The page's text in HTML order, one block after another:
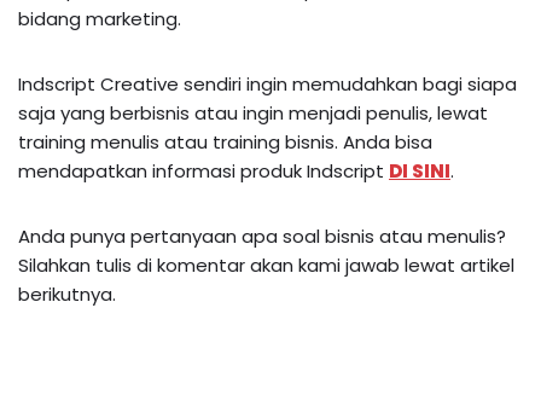
bidang marketing.
Indscript Creative sendiri ingin memudahkan bagi siapa
saja yang berbisnis atau ingin menjadi penulis, lewat
training menulis atau training bisnis. Anda bisa
mendapatkan informasi produk Indscript DI SINI.
Anda punya pertanyaan apa soal bisnis atau menulis?
Silahkan tulis di komentar akan kami jawab lewat artikel
berikutnya.